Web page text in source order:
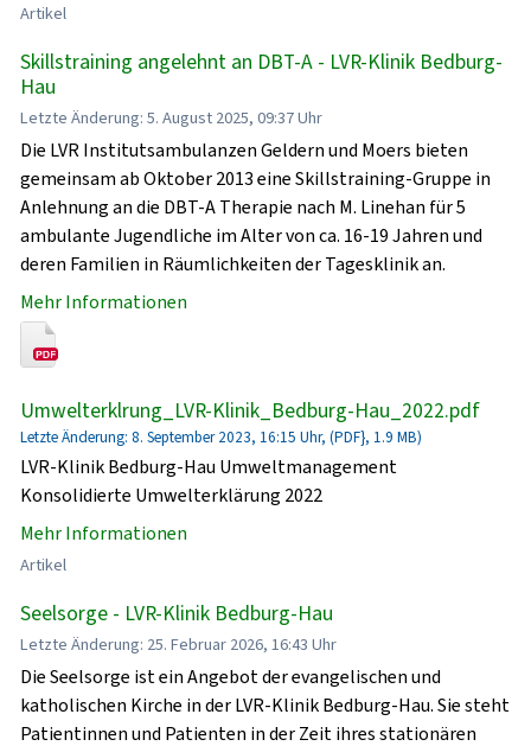
Artikel
Skillstraining angelehnt an DBT-A - LVR-Klinik Bedburg-
Hau
Letzte Änderung: 5. August 2025, 09:37 Uhr
Die LVR Institutsambulanzen Geldern und Moers bieten
gemeinsam ab Oktober 2013 eine Skillstraining-Gruppe in
Anlehnung an die DBT-A Therapie nach M. Linehan für 5
ambulante Jugendliche im Alter von ca. 16-19 Jahren und
deren Familien in Räumlichkeiten der Tagesklinik an.
Mehr Informationen
Umwelterklrung_LVR-Klinik_Bedburg-Hau_2022.pdf
Letzte Änderung: 8. September 2023, 16:15 Uhr, (PDF}, 1.9 MB)
LVR-Klinik Bedburg-Hau Umweltmanagement
Konsolidierte Umwelterklärung 2022
Mehr Informationen
Artikel
Seelsorge - LVR-Klinik Bedburg-Hau
Letzte Änderung: 25. Februar 2026, 16:43 Uhr
Die Seelsorge ist ein Angebot der evangelischen und
katholischen Kirche in der LVR-Klinik Bedburg-Hau. Sie steht
Patientinnen und Patienten in der Zeit ihres stationären